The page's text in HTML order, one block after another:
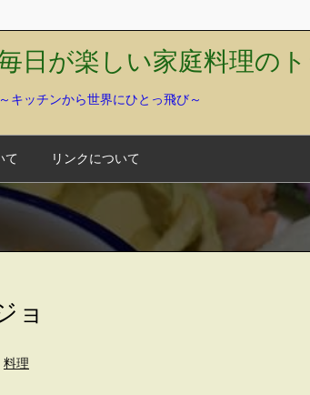
日が楽しい家庭料理のト
～キッチンから世界にひとっ飛び～
て リンクについて
ョ
料理